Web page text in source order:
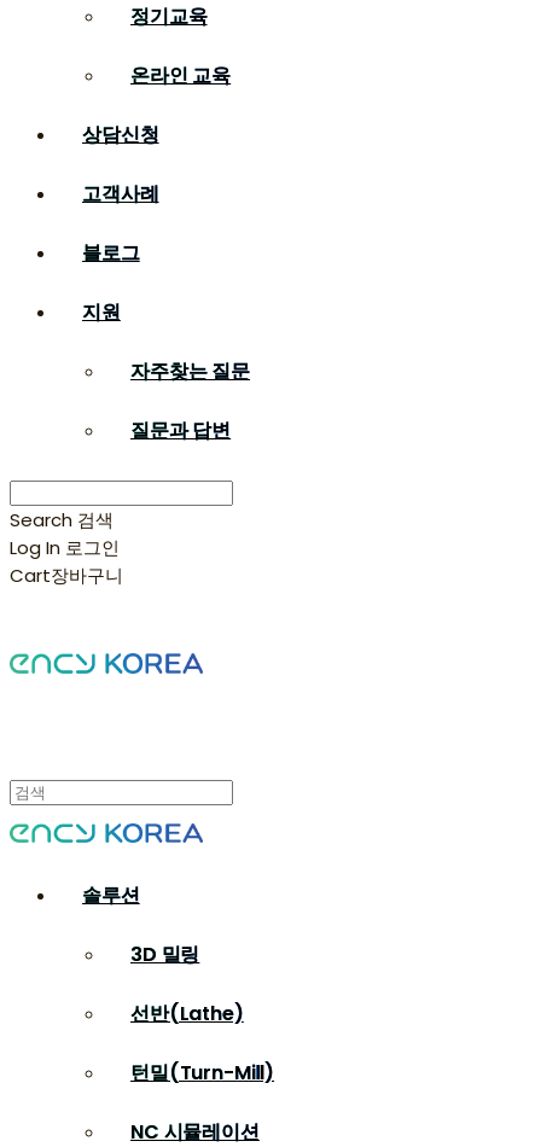
정기교육
온라인 교육
상담신청
고객사례
블로그
지원
자주찾는 질문
질문과 답변
Search 검색
Log In 로그인
Cart장바구니
솔루션
3D 밀링
선반(Lathe)
턴밀(Turn-Mill)
NC 시뮬레이션